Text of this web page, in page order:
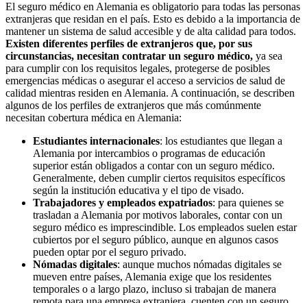
El seguro médico en Alemania es obligatorio para todas las personas
extranjeras que residan en el país. Esto es debido a la importancia de
mantener un sistema de salud accesible y de alta calidad para todos.
Existen diferentes perfiles de extranjeros que, por sus
circunstancias, necesitan contratar un seguro médico, ya sea
para cumplir con los requisitos legales, protegerse de posibles
emergencias médicas o asegurar el acceso a servicios de salud de
calidad mientras residen en Alemania. A continuación, se describen
algunos de los perfiles de extranjeros que más comúnmente
necesitan cobertura médica en Alemania:
Estudiantes internacionales: los estudiantes que llegan a
Alemania por intercambios o programas de educación
superior están obligados a contar con un seguro médico.
Generalmente, deben cumplir ciertos requisitos específicos
según la institución educativa y el tipo de visado.
Trabajadores y empleados expatriados: para quienes se
trasladan a Alemania por motivos laborales, contar con un
seguro médico es imprescindible. Los empleados suelen estar
cubiertos por el seguro público, aunque en algunos casos
pueden optar por el seguro privado.
Nómadas digitales: aunque muchos nómadas digitales se
mueven entre países, Alemania exige que los residentes
temporales o a largo plazo, incluso si trabajan de manera